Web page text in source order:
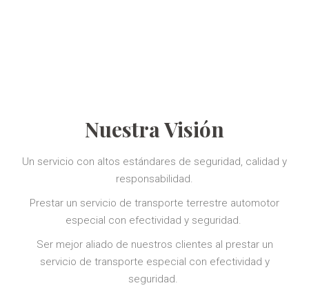
Nuestra Visión
Un servicio con altos estándares de seguridad, calidad y
responsabilidad.
Prestar un servicio de transporte terrestre automotor
especial con efectividad y seguridad.
Ser mejor aliado de nuestros clientes al prestar un
servicio de transporte especial con efectividad y
seguridad.